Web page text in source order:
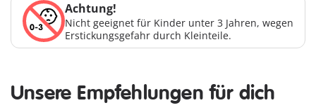
Achtung!
Nicht geeignet für Kinder unter 3 Jahren, wegen
Erstickungsgefahr durch Kleinteile.
Unsere Empfehlungen für dich